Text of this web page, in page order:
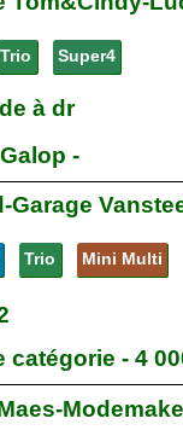
Trio Super4
à dr
Galop -
Trio Mini Multi
- 4